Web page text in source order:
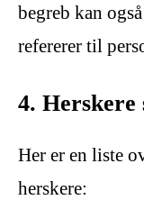
begreb kan
refererer til
4. Herskere
Her er en liste
herskere: